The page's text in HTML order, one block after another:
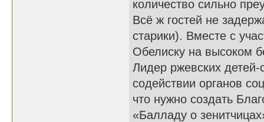
количество сильно
Всё ж гостей не
старики). Вместе с
Обелиску на высоком
Лидер ржевских
содействии органов
что нужно создать
«Балладу о